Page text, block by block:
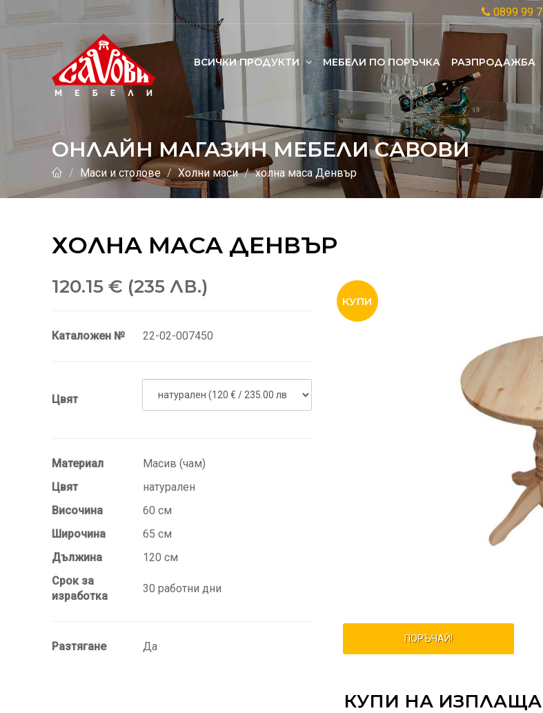
0899 99
ВСИЧКИ ПРОДУКТИ MЕБЕЛИ ПО ПОРЪЧКА РАЗПРОДАЖБА
ОНЛАЙН МАГАЗИН МЕБЕЛИ САВОВИ
Маси и столове Холни маси холна маса Денвър
ХОЛНА МАСА ДЕНВЪР
120.15 € (235 ЛВ.)
Каталожен № 22-02-007450
Цвят
Материал
Масив (чам)
Цвят
натурален
Височина
60 см
Широчина
65 см
Дължина
120 см
Срок за
изработка
30 работни дни
Разтягане Да
ПОРЪЧАЙ!
КУПИ НА